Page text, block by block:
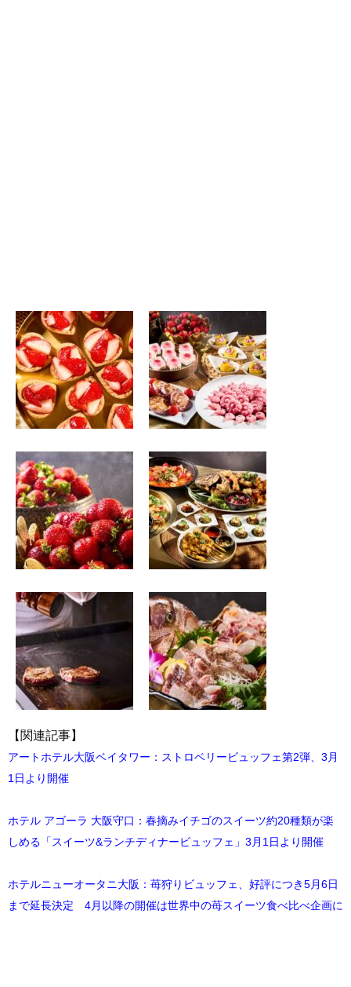
【関連記事】
アートホテル大阪ベイタワー：ストロベリービュッフェ第2弾、3月
1日より開催
ホテル アゴーラ 大阪守口：春摘みイチゴのスイーツ約20種類が楽
しめる「スイーツ&ランチディナービュッフェ」3月1日より開催
ホテルニューオータニ大阪：苺狩りビュッフェ、好評につき5月6日
まで延長決定 4月以降の開催は世界中の苺スイーツ食べ比べ企画に